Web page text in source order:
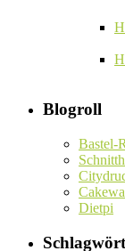
Blogroll
Bastel-
Dietpi